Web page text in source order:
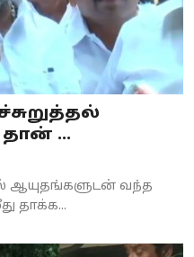
...
ஆயுதங்களுடன் வந்த
தாக்க...